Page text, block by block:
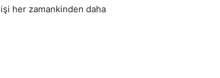
her zamankinden daha